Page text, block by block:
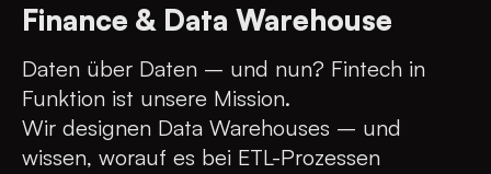
Finance & Data Warehouse
Daten über Daten – und nun? Fintech in
Funktion ist unsere Mission.
Wir designen Data Warehouses – und
wissen, worauf es bei ETL-Prozessen